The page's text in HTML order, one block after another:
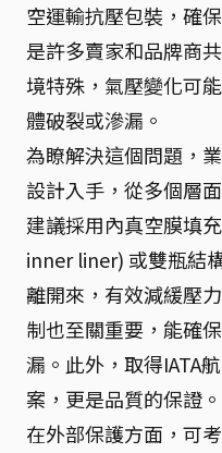
空運輸抗壓包裝，確
是許多賣家和品牌商
境特殊，氣壓變化可
體破裂或滲漏。
為瞭解決這個問題，
設計入手，從多個層
建議採用內真空膜填
inner liner) 或雙瓶結
離開來，有效減緩壓
制也至關重要，能確
漏。此外，取得IATA
案，更是品質的保證。
在外部保護方面，可